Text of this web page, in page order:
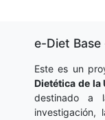
e-Diet Base
Este es un
Dietética de la
destinado a
investigación,